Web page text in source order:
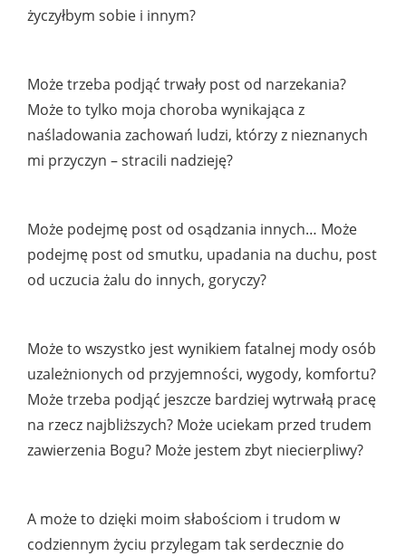
życzyłbym sobie i innym?
Może trzeba podjąć trwały post od narzekania?
Może to tylko moja choroba wynikająca z
naśladowania zachowań ludzi, którzy z nieznanych
mi przyczyn – stracili nadzieję?
Może podejmę post od osądzania innych… Może
podejmę post od smutku, upadania na duchu, post
od uczucia żalu do innych, goryczy?
Może to wszystko jest wynikiem fatalnej mody osób
uzależnionych od przyjemności, wygody, komfortu?
Może trzeba podjąć jeszcze bardziej wytrwałą pracę
na rzecz najbliższych? Może uciekam przed trudem
zawierzenia Bogu? Może jestem zbyt niecierpliwy?
A może to dzięki moim słabościom i trudom w
codziennym życiu przylegam tak serdecznie do